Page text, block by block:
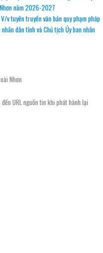
năm 2026-2027
v tuyên truyền văn bản quy phạm pháp
dân tỉnh và Chủ tịch Ủy ban nhân
Nhơn
URL nguồn tin khi phát hành lại